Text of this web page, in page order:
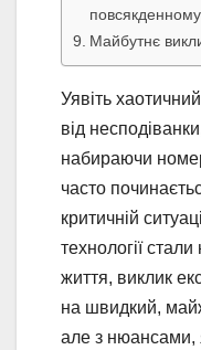
повсякденному
Майбутнє
Уявіть
від
набираючи
часто
критичній
технології
життя, виклик
на швидкий,
але з нюансами,